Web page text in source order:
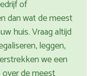
of
dan wat de meest
huis. Vraag altijd
leggen,
we een